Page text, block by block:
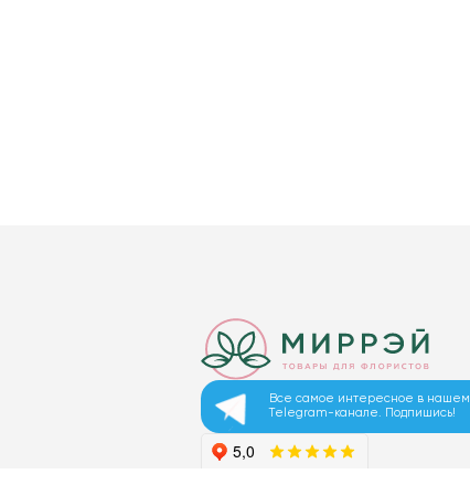
Все самое интересное в нашем
Telegram-канале. Подпишись!